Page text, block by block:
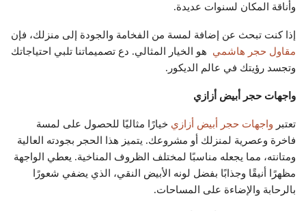
وأناقة المكان لسنوات عديدة.
إذا كنت تبحث عن إضافة لمسة من الفخامة والجودة إلى منزلك، فإن
مقاول حجر هاشمي هو الخيار المثالي. دع تصميماتنا تلبي احتياجاتك
وتجسد رؤيتك في عالم الديكور.
واجهات حجر أبيض أزازي
تعتبر واجهات حجر أبيض أزازي خيارًا مثاليًا للحصول على لمسة
فاخرة وعصرية لمنزلك أو مشروعك. يتميز هذا الحجر بجودته العالية
ومتانته، مما يجعله مناسبًا لمختلف الظروف المناخية. يعطي الواجهة
مظهرًا أنيقًا وجذابًا بفضل لونه الأبيض النقي، الذي يضفي شعورًا
بالرحابة والإضاءة على المساحات.